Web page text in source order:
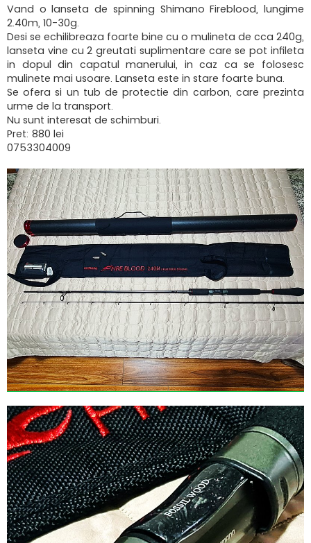
s
a
j
Vand o lanseta de spinning Shimano Fireblood, lungime
2.40m, 10-30g.
Desi se echilibreaza foarte bine cu o mulineta de cca 240g,
lanseta vine cu 2 greutati suplimentare care se pot infileta
in dopul din capatul manerului, in caz ca se folosesc
mulinete mai usoare. Lanseta este in stare foarte buna.
Se ofera si un tub de protectie din carbon, care prezinta
urme de la transport.
Nu sunt interesat de schimburi.
Pret: 880 lei
0753304009